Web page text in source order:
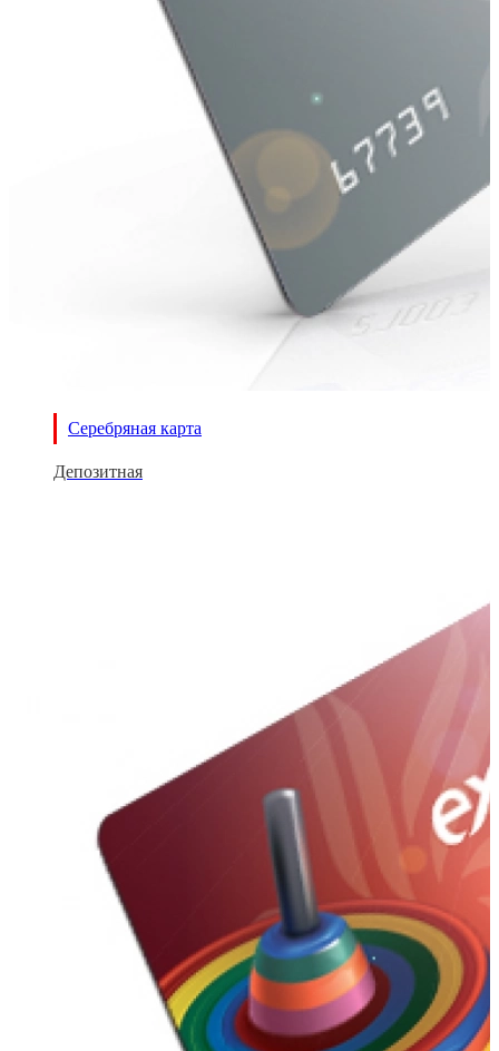
Серебряная карта
Депозитная